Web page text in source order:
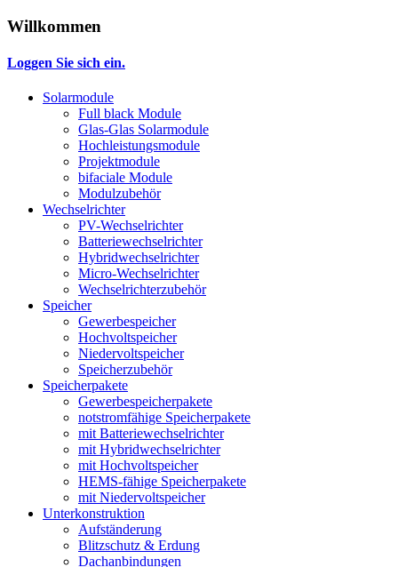
Willkommen
Loggen Sie sich ein.
Solarmodule
Full black Module
Glas-Glas Solarmodule
Hochleistungsmodule
Projektmodule
bifaciale Module
Modulzubehör
Wechselrichter
PV-Wechselrichter
Batteriewechselrichter
Hybridwechselrichter
Micro-Wechselrichter
Wechselrichterzubehör
Speicher
Gewerbespeicher
Hochvoltspeicher
Niedervoltspeicher
Speicherzubehör
Speicherpakete
Gewerbespeicherpakete
notstromfähige Speicherpakete
mit Batteriewechselrichter
mit Hybridwechselrichter
mit Hochvoltspeicher
HEMS-fähige Speicherpakete
mit Niedervoltspeicher
Unterkonstruktion
Aufständerung
Blitzschutz & Erdung
Dachanbindungen